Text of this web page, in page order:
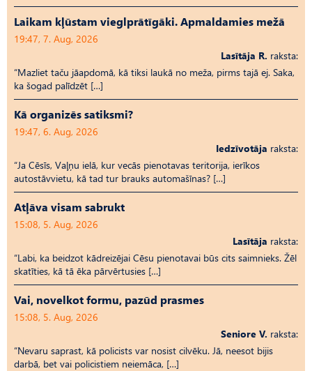
Laikam kļūstam vieglprātīgāki. Apmaldamies mežā
19:47, 7. Aug, 2026
Lasītāja R. raksta:
“Mazliet taču jāapdomā, kā tiksi laukā no meža, pirms tajā ej. Saka,
ka šogad palīdzēt […]
Kā organizēs satiksmi?
19:47, 6. Aug, 2026
Iedzīvotāja raksta:
“Ja Cēsīs, Vaļņu ielā, kur vecās pienotavas teritorija, ierīkos
autostāvvietu, kā tad tur brauks automašīnas? […]
Atļāva visam sabrukt
15:08, 5. Aug, 2026
Lasītāja raksta:
“Labi, ka beidzot kādreizējai Cēsu pienotavai būs cits saimnieks. Žēl
skatīties, kā tā ēka pārvērtusies […]
Vai, novelkot formu, pazūd prasmes
15:08, 5. Aug, 2026
Seniore V. raksta:
“Nevaru saprast, kā policists var nosist cilvēku. Jā, neesot bijis
darbā, bet vai policistiem neiemāca, […]